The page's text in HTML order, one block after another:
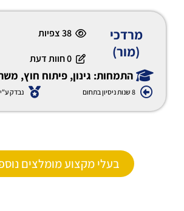
מרדכי
(מור)
38צפיות
0 חוות דעת
התמחות: גינון, פיתוח חוץ,
8 שנות ניסיון בתחום נבדק
בעלי מקצוע מומלצים